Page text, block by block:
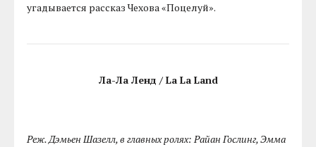
угадывается рассказ Чехова «Поцелуй».
Ла-Ла Ленд / La La Land
Реж. Дэмьен Шазелл, в главных ролях: Райан Гослинг, Эмма